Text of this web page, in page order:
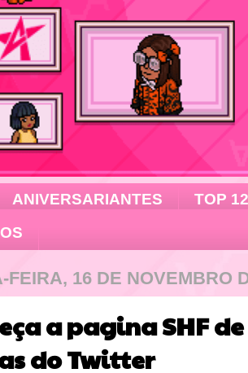
ANIVERSARIANTES
TOP 12
FEIRA, 16 DE NOVEMBRO
a pagina SHF
do Twitter